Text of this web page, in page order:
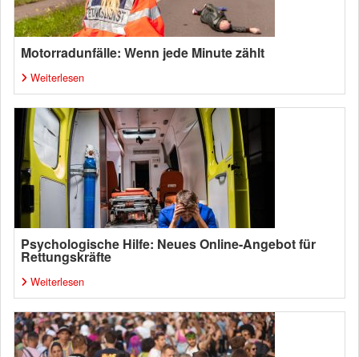
Motorradunfälle: Wenn jede Minute zählt
Weiterlesen
Psychologische Hilfe: Neues Online-Angebot für
Rettungskräfte
Weiterlesen